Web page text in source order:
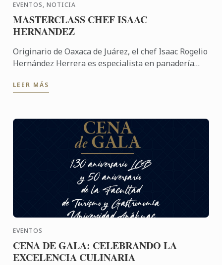
EVENTOS, NOTICIA
MASTERCLASS CHEF ISAAC
HERNANDEZ
Originario de Oaxaca de Juárez, el chef Isaac Rogelio
Hernández Herrera es especialista en panadería
Artesanal. ...
LEER MÁS
EVENTOS
CENA DE GALA: CELEBRANDO LA
EXCELENCIA CULINARIA